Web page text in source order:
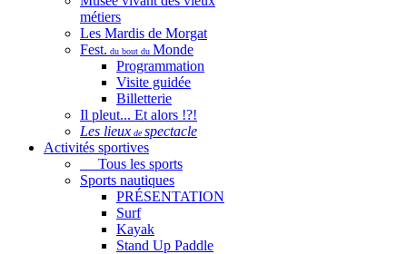
métiers
Les Mardis de Morgat
Fest. du bout du Monde
Programmation
Visite guidée
Billetterie
Il pleut... Et alors !?!
Les lieux despectacle
Activités sportives
Tous les sports
Sports nautiques
PRÉSENTATION
Surf
Kayak
Stand Up Paddle